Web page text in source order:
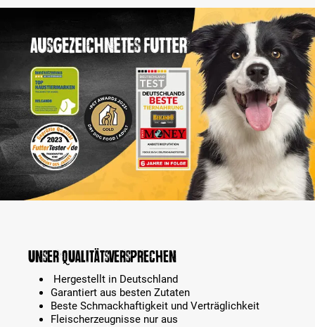
Unser Qualitätsversprechen
Hergestellt in Deutschland
Garantiert aus besten Zutaten
Beste Schmackhaftigkeit und Verträglichkeit
Fleischerzeugnisse nur aus